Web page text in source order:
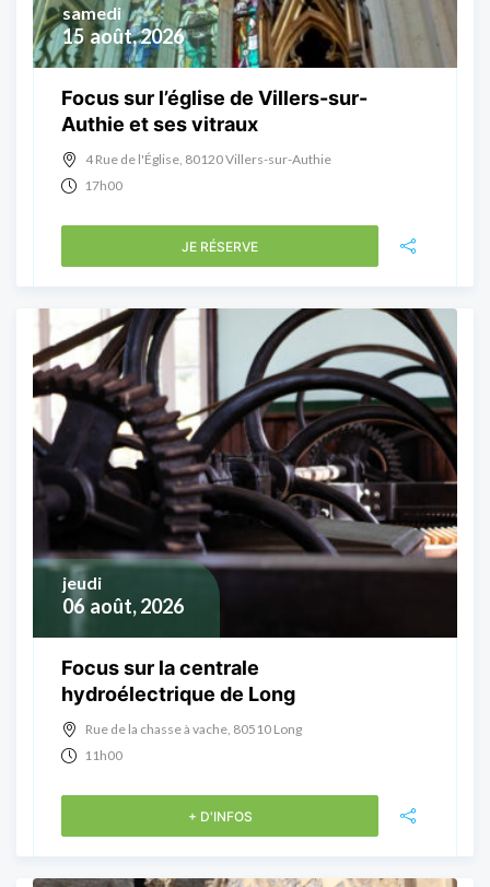
15 août, 2026
samedi
Focus sur l’église de Villers-sur-
Authie et ses vitraux
4 Rue de l'Église, 80120 Villers-sur-Authie
17h00
JE RÉSERVE
06 août, 2026
jeudi
Focus sur la centrale
hydroélectrique de Long
Rue de la chasse à vache, 80510 Long
11h00
+ D'INFOS